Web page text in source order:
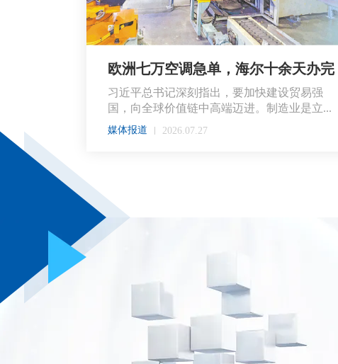
欧洲七万空调急单，海尔十余天办完
习近平总书记深刻指出，要加快建设贸易强
国，向全球价值链中高端迈进。制造业是立...
媒体报道 2026.07.27